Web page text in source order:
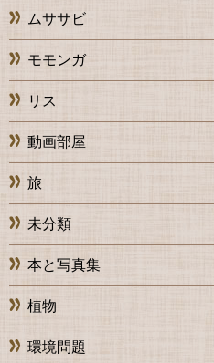
ムササビ
モモンガ
リス
動画部屋
旅
未分類
本と写真集
植物
環境問題